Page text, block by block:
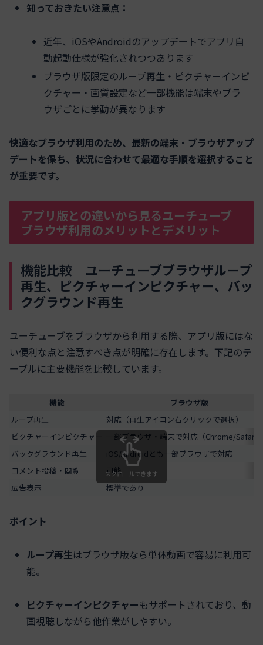
知っておきたい注意点：
近年、iOSやAndroidのアップデートでアプリ自
動起動仕様が強化されつつあります
ブラウザ版限定のループ再生・ピクチャーインピ
クチャー・画質設定など一部機能は端末やブラ
ウザごとに挙動が異なります
快適なブラウザ利用のため、最新の端末・ブラウザアップ
デートを保ち、状況に合わせて最適な手順を選択すること
が重要です。
アプリ版との違いから見るユーチューブ
ブラウザ利用のメリットとデメリット
機能比較｜ユーチューブブラウザループ
再生、ピクチャーインピクチャー、バッ
クグラウンド再生
ユーチューブをブラウザから利用する際、アプリ版にはな
い便利な点と注意すべき点が明確に存在します。下記のテ
ーブルに主要機能を比較しています。
機能
ブラウザ版
ループ再生
対応（再生アイコン右クリックで選択）
ピクチャーインピクチャー 一部ブラウザ・端末で対応（Chrome/Safari
バックグラウンド再生
iOS/Androidとも一部ブラウザで対応
コメント投稿・閲覧
可能
広告表示
標準であり
スクロールできます
ポイント
ループ再生はブラウザ版なら単体動画で容易に利用可
能。
ピクチャーインピクチャーもサポートされており、動
画視聴しながら他作業がしやすい。